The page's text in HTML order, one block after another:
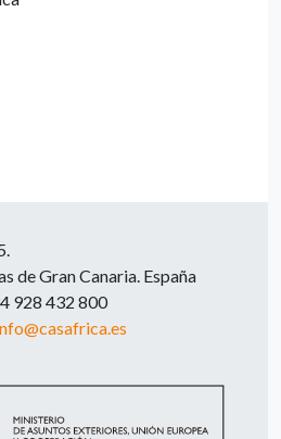
de Gran Canaria. España
928 432 800